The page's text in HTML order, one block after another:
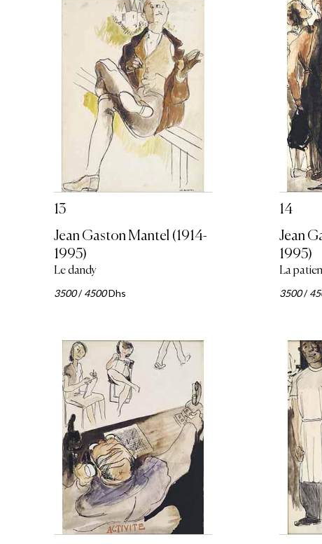
13
Jean Gaston Mantel (1914-
1995)
Le dandy
3500/4500Dhs
14
Jean
1995)
La
3500/